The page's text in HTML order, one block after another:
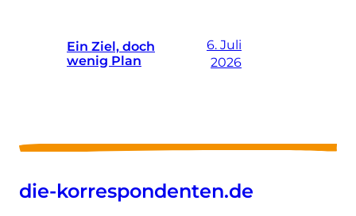
Ein Ziel, doch
wenig Plan
6. Juli
2026
die-korrespondenten.de